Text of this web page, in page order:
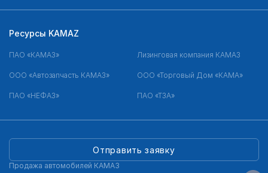
Отправить заявку
Продажа автомобилей КАМАЗ
Ресурсы KAMAZ
ПАО «КАМАЗ» Лизинговая компания КАМАЗ
ООО «Автозапчасть КАМАЗ» ООО «Торговый Дом «КАМА»
ПАО «НЕФАЗ» ПАО «ТЗА»